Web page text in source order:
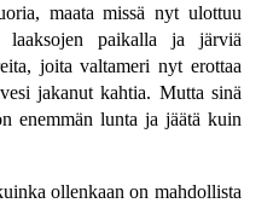
maata missä nyt ulottuu
laaksojen paikalla ja järviä
joita valtameri nyt erottaa
jakanut kahtia. Mutta sinä
enemmän lunta ja jäätä kuin
ollenkaan on mahdollista